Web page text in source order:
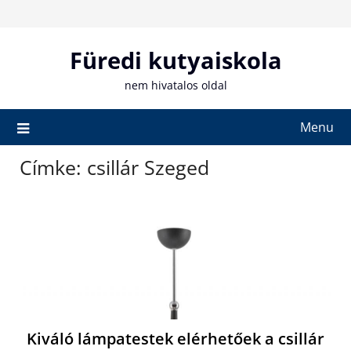
Füredi kutyaiskola
nem hivatalos oldal
Menu
Címke: csillár Szeged
Kiváló lámpatestek elérhetőek a csillár